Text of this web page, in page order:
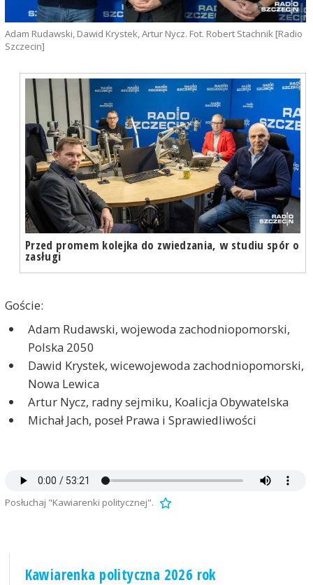
Adam Rudawski, Dawid Krystek, Artur Nycz. Fot. Robert Stachnik [Radio
Szczecin]
Przed promem kolejka do zwiedzania, w studiu spór o
zasługi
Goście:
Adam Rudawski, wojewoda zachodniopomorski,
Polska 2050
Dawid Krystek, wicewojewoda zachodniopomorski,
Nowa Lewica
Artur Nycz, radny sejmiku, Koalicja Obywatelska
Michał Jach, poseł Prawa i Sprawiedliwości
Posłuchaj "Kawiarenki politycznej".
Kawiarenka polityczna 2026 rok